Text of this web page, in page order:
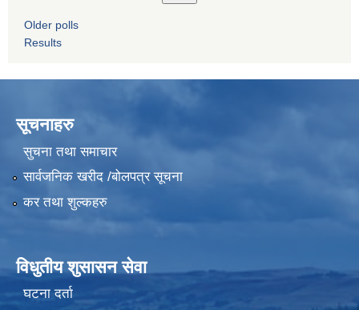
Older polls
Results
सूचनाहरु
सुचना तथा समाचार
सार्वजनिक खरीद /बोलपत्र सूचना
कर तथा शुल्कहरु
विधुतीय शुसासन सेवा
घटना दर्ता